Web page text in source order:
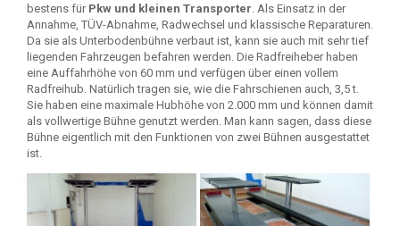
bestens für Pkw und kleinen Transporter . Als Einsatz in der
Annahme, TÜV-Abnahme, Radwechsel und klassische Reparaturen.
Da sie als Unterbodenbühne verbaut ist, kann sie auch mit sehr tief
liegenden Fahrzeugen befahren werden. Die Radfreiheber haben
eine Auffahrhöhe von 60 mm und verfügen über einen vollem
Radfreihub. Natürlich tragen sie, wie die Fahrschienen auch, 3,5 t.
Sie haben eine maximale Hubhöhe von 2.000 mm und können damit
als vollwertige Bühne genutzt werden. Man kann sagen, dass diese
Bühne eigentlich mit den Funktionen von zwei Bühnen ausgestattet
ist.